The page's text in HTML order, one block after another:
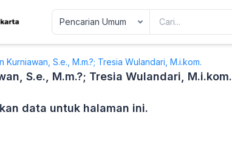
Kurniawan, S.e., M.m.?; Tresia Wulandari, M.i.kom.
S.e., M.m.?; Tresia Wulandari, M.i.kom.
data untuk halaman ini.